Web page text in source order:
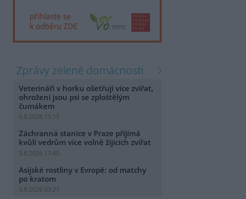
zprávy zelené domácnosti
Veterináři v horku ošetřují více zvířat,
ohrožení jsou psi se zploštělým
čumákem
6.8.2026 15:15
Záchranná stanice v Praze přijímá
kvůli vedrům více volně žijících zvířat
5.8.2026 17:40
Asijské rostliny v Evropě: od matchy
po kratom
3.8.2026 03:21